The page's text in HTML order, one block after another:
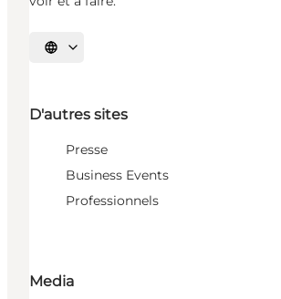
Choisissez la langue
D'autres sites
Presse
Business Events
Professionnels
Media